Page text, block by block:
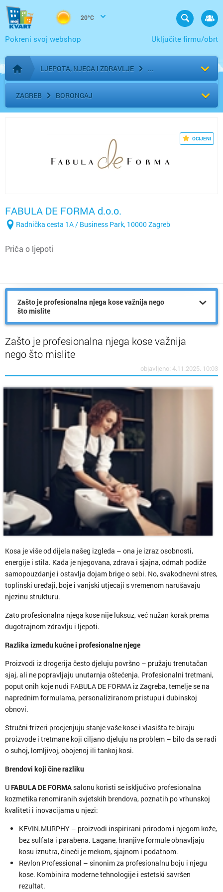
20°C
Uključite firmu/obrt
Pokreni svoj webshop
Početna stranica
LJEPOTA, NJEGA I ZDRAVLJE
ZAGREB BORONGAJ
OCIJENI
FABULA DE FORMA d.o.o.
Radnička cesta 1A / Business Park, 10000 Zagreb
Priča o ljepoti
Zašto je profesionalna njega kose važnija nego
što mislite
Zašto je profesionalna njega kose važnija
nego što mislite
objavljeno: 4.11.2025. 10:03
Kosa je više od dijela našeg izgleda – ona je izraz osobnosti,
energije i stila. Kada je njegovana, zdrava i sjajna, odmah podiže
samopouzdanje i ostavlja dojam brige o sebi. No, svakodnevni stres,
toplinski uređaji, boje i vanjski utjecaji s vremenom narušavaju
njezinu strukturu.
Zato profesionalna njega kose nije luksuz, već nužan korak prema
dugotrajnom zdravlju i ljepoti.
Razlika između kućne i profesionalne njege
Proizvodi iz drogerija često djeluju površno – pružaju trenutačan
sjaj, ali ne popravljaju unutarnja oštećenja. Profesionalni tretmani,
poput onih koje nudi FABULA DE FORMA iz Zagreba, temelje se na
naprednim formulama, personaliziranom pristupu i dubinskoj
obnovi.
Stručni frizeri procjenjuju stanje vaše kose i vlasišta te biraju
proizvode i tretmane koji ciljano djeluju na problem – bilo da se radi
o suhoj, lomljivoj, obojenoj ili tankoj kosi.
Brendovi koji čine razliku
U FABULA DE FORMA salonu koristi se isključivo profesionalna
kozmetika renomiranih svjetskih brendova, poznatih po vrhunskoj
kvaliteti i inovacijama u njezi:
KEVIN.MURPHY – proizvodi inspirirani prirodom i njegom kože,
bez sulfata i parabena. Lagane, hranjive formule obnavljaju
kosu iznutra, čineći je mekom, sjajnom i podatnom.
Revlon Professional – sinonim za profesionalnu boju i njegu
kose. Kombinira moderne tehnologije i estetski savršen
rezultat.